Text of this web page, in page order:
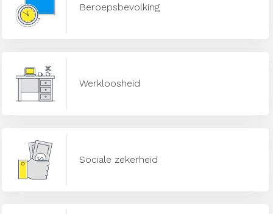
Beroepsbevolking
Werkloosheid
Sociale zekerheid